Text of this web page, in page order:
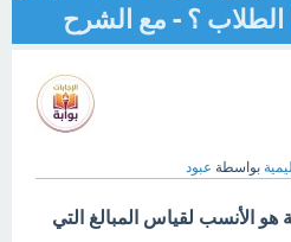
الطلاب ؟ - مع الشرح
بواسطة عبود
الأنسب لقياس المبالغ التي